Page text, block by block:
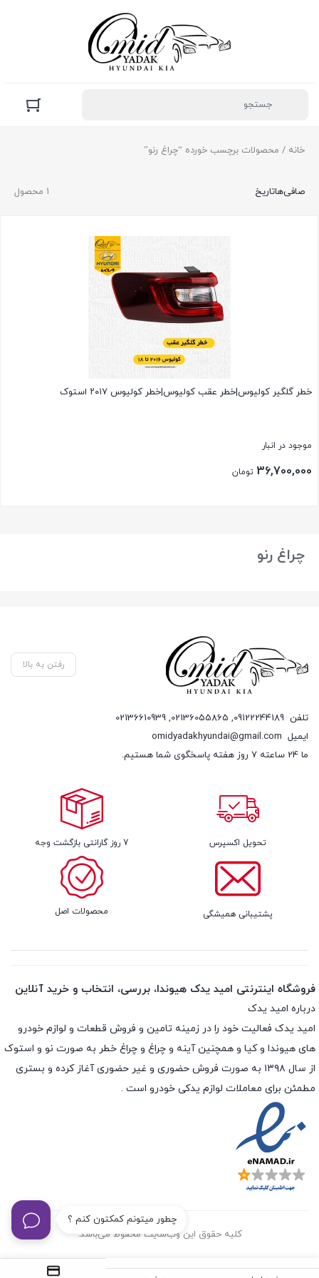
خانه / محصولات برچسب خورده “چراغ رنو”
1 محصول صافی‌هاتاریخ
خطر گلگیر کولیوس|خطر عقب کولیوس|خطر کولیوس ۲۰۱۷ استوک
موجود در انبار
36,700,000 تومان
چراغ رنو
چطور میتونم کمکتون کنم ؟
رفتن به بالا
تلفن 09122244189
,
02136055865
,
02136610939
ایمیل omidyadakhyundai@gmail.com
ما 24 ساعته 7 روز هفته پاسخگوی شما هستیم.
تحویل اکسپرس 7 روز گارانتی بازگشت وجه
پشتیبانی همیشگی محصولات اصل
فروشگاه اینترنتی امید یدک هیوندا، بررسی، انتخاب و خرید آنلاین
درباره امید یدک
امید یدک فعالیت خود را در زمینه تامین و فروش قطعات و لوازم خودرو
های هیوندا و کیا و همچنین آینه و چراغ و چراغ خطر به صورت نو و استوک
از سال ۱۳۹۸ به صورت فروش حضوری و غیر حضوری آغاز کرده و بستری
مطمئن برای معاملات لوازم یدکی خودرو است .
کلیه حقوق این وب‌سایت محفوظ می‌باشد.